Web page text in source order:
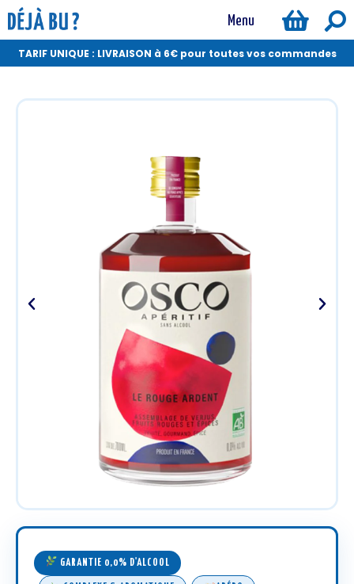
Menu
TARIF UNIQUE : LIVRAISON à 6€ pour toutes vos commandes
GARANTIE 0,0% D'ALCOOL